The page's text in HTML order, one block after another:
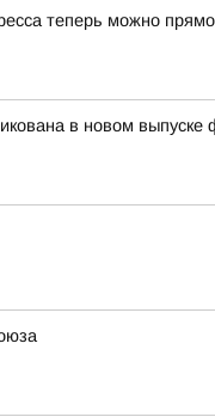
теперь можно
в новом выпуске